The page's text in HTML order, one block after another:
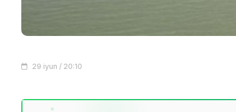
29 iyun / 20:10